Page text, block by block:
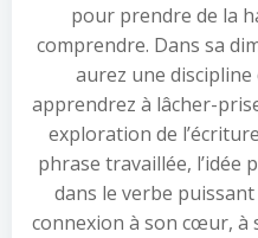
pour prendre de la
comprendre. Dans sa
aurez une discipline
apprendrez à lâcher-
exploration de
phrase travaillée, l’idée
dans le verbe
connexion à son cœur, à